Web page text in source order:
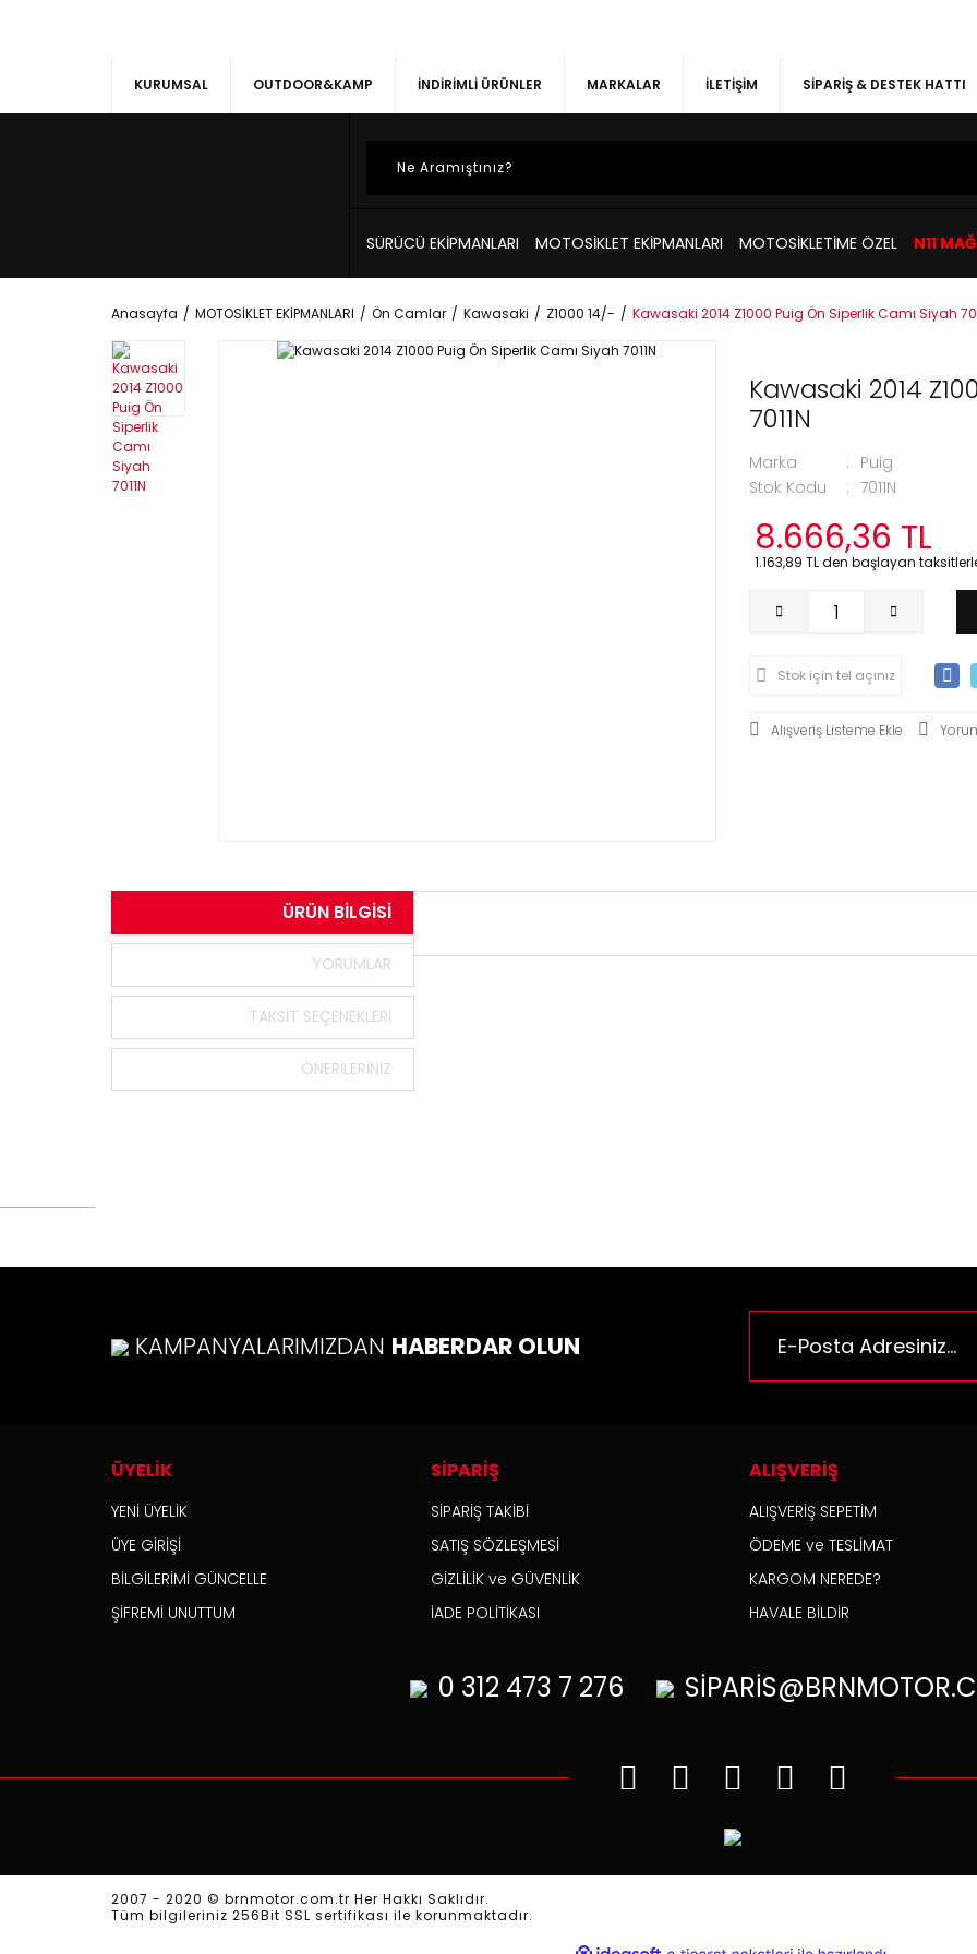
KURUMSAL OUTDOOR&KAMP İNDİRİMLİ ÜRÜNLER MARKALAR İLETİŞİM SİPARİŞ & DESTEK HATTI
SÜRÜCÜ EKİPMANLARI MOTOSİKLET EKİPMANLARI MOTOSİKLETİME ÖZEL N11
Anasayfa MOTOSİKLET EKİPMANLARI Ön Camlar Kawasaki Z1000 14/- Kawasaki 2014 Z1000 Puig Ön Siperlik Camı Siyah
Kawasaki 2014
7011N
Marka
Puig
Stok Kodu
7011N
8.666,36 TL
1.163,89 TL den başlayan
Stok için tel açınız
ÜRÜN BILGISI
YORUMLAR
TAKSIT SEÇENEKLERI
ÖNERILERINIZ
Gönder
KAMPANYALARIMIZDAN HABERDAR OLUN
ÜYELİK
YENİ ÜYELİK
ÜYE GİRİŞİ
BİLGİLERİMİ GÜNCELLE
ŞİFREMİ UNUTTUM
SİPARİŞ
SİPARİŞ TAKİBİ
SATIŞ SÖZLEŞMESİ
GİZLİLİK ve GÜVENLİK
İADE POLİTİKASI
ALIŞVERİŞ
ALIŞVERİŞ SEPETİM
ÖDEME ve TESLİMAT
KARGOM NEREDE?
HAVALE BİLDİR
0 312 473 7 276
2007 - 2020 © brnmotor.com.tr Her Hakkı Saklıdır.
Tüm bilgileriniz 256Bit SSL sertifikası ile korunmaktadır.